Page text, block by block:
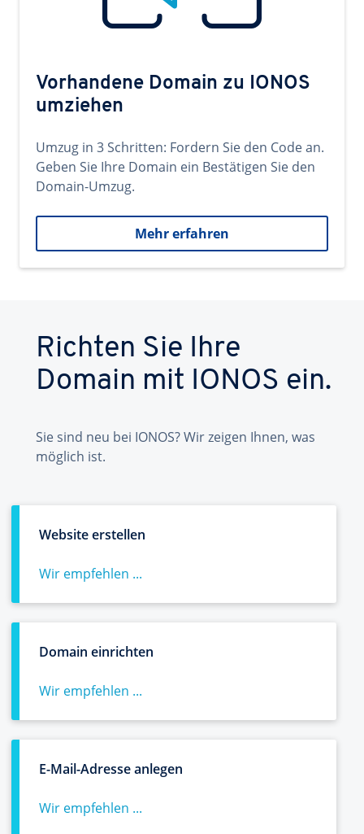
Vorhandene Domain zu IONOS
umziehen
Umzug in 3 Schritten: Fordern Sie den Code an.
Geben Sie Ihre Domain ein Bestätigen Sie den
Domain-Umzug.
Mehr erfahren
Richten Sie Ihre
Domain mit IONOS ein.
Sie sind neu bei IONOS? Wir zeigen Ihnen, was
möglich ist.
Website erstellen
Wir empfehlen ...
Domain einrichten
Wir empfehlen ...
E-Mail-Adresse anlegen
Wir empfehlen ...